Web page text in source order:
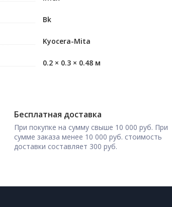
Bk
Kyocera-Mita
0.2 × 0.3 × 0.48 м
Бесплатная доставка
При покупке на сумму свыше 10 000 руб. При
сумме заказа менее 10 000 руб. стоимость
доставки составляет 300 руб.